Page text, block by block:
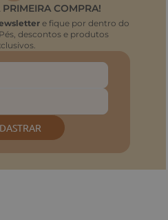
COMPRA!
e fique por dentro do
descontos e produtos